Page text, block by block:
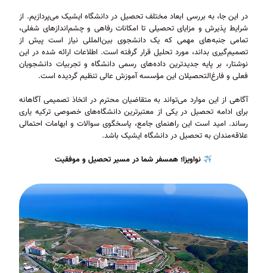
در این جا، به بررسی ابعاد مختلف تحصیل در دانشگاه ایشیک می‌پردازیم. از
شرایط پذیرش و مزایای تحصیلی تا امکانات رفاهی و چشم‌اندازهای شغلی،
تمامی جنبه‌های مهمی که یک دانشجوی بین‌المللی نیاز است پیش از
تصمیم‌گیری بداند، مورد تحلیل قرار گرفته است. اطلاعات ارائه شده در این
نوشتار، بر پایه جدیدترین داده‌های رسمی دانشگاه و تجربیات دانشجویان
فعلی و فارغ‌التحصیلان این مؤسسه آموزش عالی تنظیم گردیده است.
آگاهی از این موارد می‌تواند به متقاضیان محترم در اتخاذ تصمیمی آگاهانه
برای ادامه تحصیل در یکی از معتبرترین دانشگاه‌های خصوصی ترکیه یاری
رساند. امید است این راهنمای جامع، پاسخگوی سوالات و ابهامات احتمالی
علاقه‌مندان به تحصیل در دانشگاه ایشیک باشد.
نواویزا؛ همسفر شما در مسیر تحصیل و موفقیت